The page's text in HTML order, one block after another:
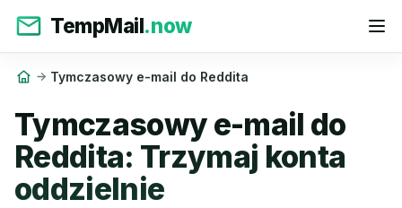
TempMail.now
Tymczasowy e-mail do Reddita
Tymczasowy e-mail do
Reddita: Trzymaj konta
oddzielnie